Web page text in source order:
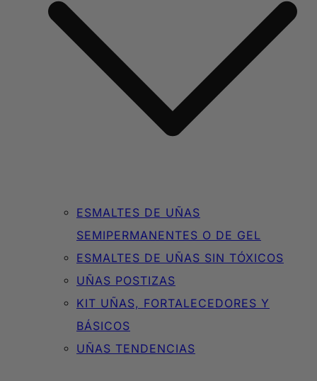
ESMALTES DE UÑAS
SEMIPERMANENTES O DE GEL
ESMALTES DE UÑAS SIN TÓXICOS
UÑAS POSTIZAS
KIT UÑAS, FORTALECEDORES Y
BÁSICOS
UÑAS TENDENCIAS